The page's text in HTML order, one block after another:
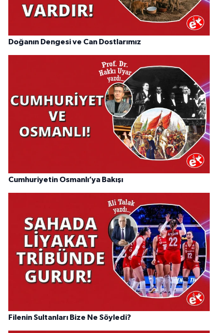
Doğanın Dengesi ve Can Dostlarımız
Cumhuriyetin Osmanlı’ya Bakışı
Filenin Sultanları Bize Ne Söyledi?